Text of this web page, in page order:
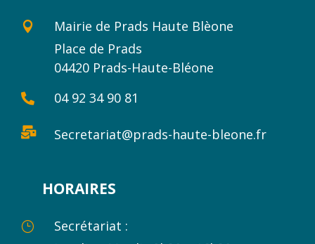

Mairie de Prads Haute Blèone
Place de Prads
04420 Prads-Haute-Bléone
 04 92 34 90 81
 Secretariat@prads-haute-bleone.fr
HORAIRES
}
Secrétariat :